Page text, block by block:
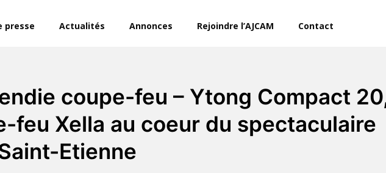
presse Actualités Annonces Rejoindre l’AJCAM Contact
coupe-feu – Ytong Compact
feu Xella au coeur du spectaculaire
Etienne